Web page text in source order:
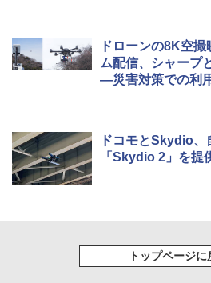
ドローンの8K空
ム配信、シャープ
―災害対策での利
ドコモとSkydio
「Skydio 2」を提
トップページに